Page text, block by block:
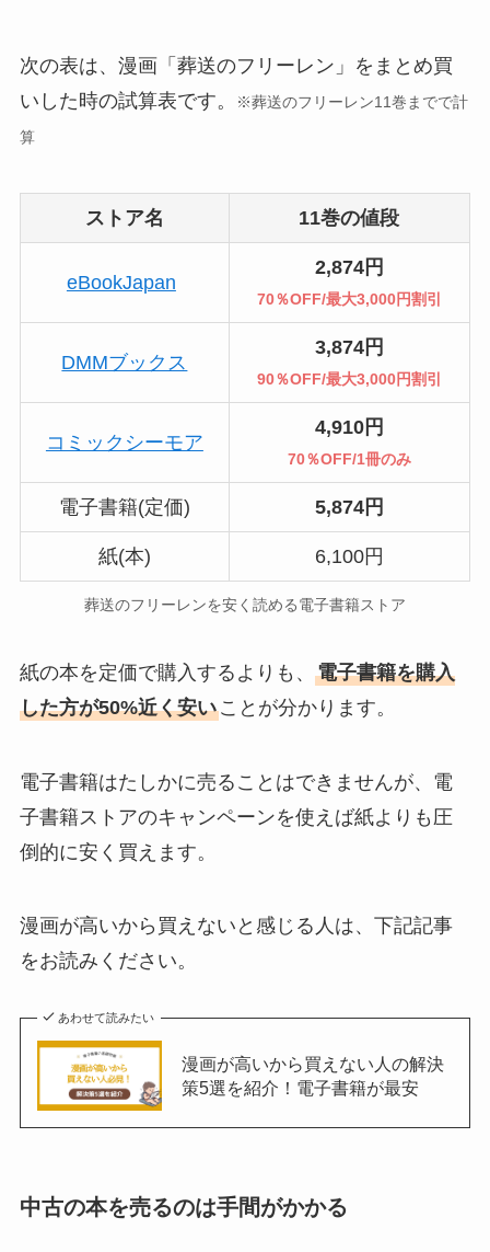
次の表は、漫画「葬送のフリーレン」をまとめ買
いした時の試算表です。
※葬送のフリーレン11巻までで計
算
ストア名 11巻の値段
eBookJapan
2,874円
70％OFF/最大3,000円割引
DMMブックス
3,874円
90％OFF/最大3,000円割引
コミックシーモア
4,910円
70％OFF/1冊のみ
電子書籍(定価) 5,874円
紙(本) 6,100円
葬送のフリーレンを安く読める電子書籍ストア
紙の本を定価で購入するよりも、 電子書籍を購入
した方が50%近く安いことが分かります。
電子書籍はたしかに売ることはできませんが、電
子書籍ストアのキャンペーンを使えば紙よりも圧
倒的に安く買えます。
漫画が高いから買えないと感じる人は、下記記事
をお読みください。
あわせて読みたい
漫画が高いから買えない人の解決
策5選を紹介！電子書籍が最安
中古の本を売るのは手間がかかる